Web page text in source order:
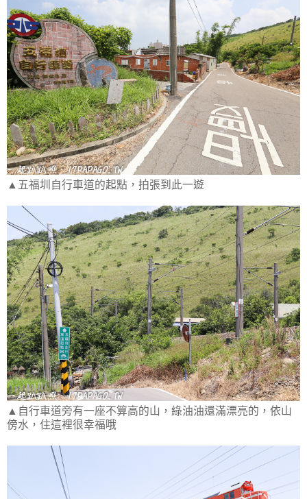
▲五福圳自行車道的起點，拍張到此一遊
▲自行車道旁有一座不算高的山，綠油油還滿漂亮的，依山
傍水，住這裡很幸福哦